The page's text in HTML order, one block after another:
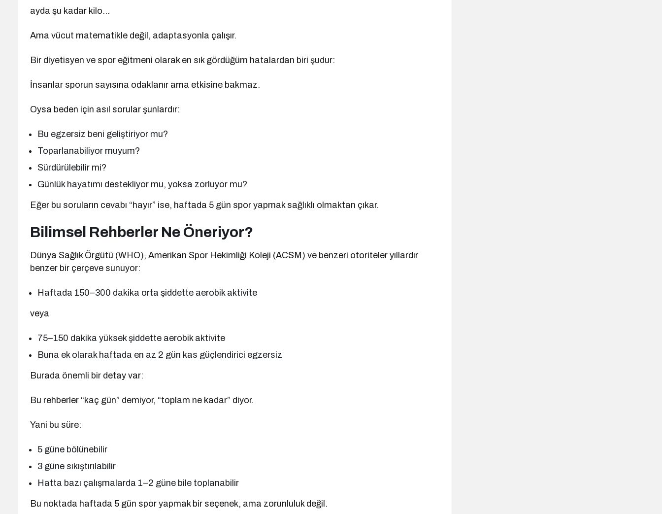
ayda şu kadar kilo…
Ama vücut matematikle değil, adaptasyonla çalışır.
Bir diyetisyen ve spor eğitmeni olarak en sık gördüğüm hatalardan biri şudur:
İnsanlar sporun sayısına odaklanır ama etkisine bakmaz.
Oysa beden için asıl sorular şunlardır:
Bu egzersiz beni geliştiriyor mu?
Toparlanabiliyor muyum?
Sürdürülebilir mi?
Günlük hayatımı destekliyor mu, yoksa zorluyor mu?
Eğer bu soruların cevabı “hayır” ise, haftada 5 gün spor yapmak sağlıklı olmaktan çıkar.
Bilimsel Rehberler Ne Öneriyor?
Dünya Sağlık Örgütü (WHO), Amerikan Spor Hekimliği Koleji (ACSM) ve benzeri otoriteler yıllardır
benzer bir çerçeve sunuyor:
Haftada 150–300 dakika orta şiddette aerobik aktivite
veya
75–150 dakika yüksek şiddette aerobik aktivite
Buna ek olarak haftada en az 2 gün kas güçlendirici egzersiz
Burada önemli bir detay var:
Bu rehberler “kaç gün” demiyor, “toplam ne kadar” diyor.
Yani bu süre:
5 güne bölünebilir
3 güne sıkıştırılabilir
Hatta bazı çalışmalarda 1–2 güne bile toplanabilir
Bu noktada haftada 5 gün spor yapmak bir seçenek, ama zorunluluk değil.